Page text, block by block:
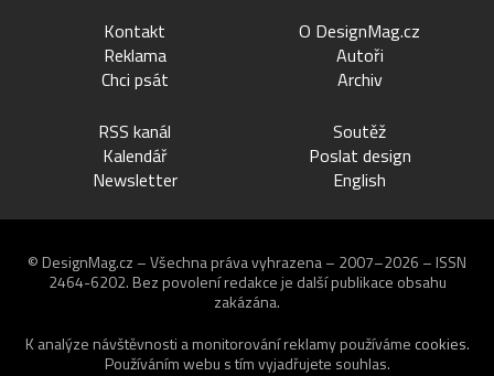
Kontakt
Reklama
Chci psát
O DesignMag.cz
Autoři
Archiv
RSS kanál
Kalendář
Newsletter
Soutěž
Poslat design
English
© DesignMag.cz – Všechna práva vyhrazena – 2007–2026 – ISSN
2464-6202. Bez povolení redakce je další publikace obsahu
zakázána.
K analýze návštěvnosti a monitorování reklamy používáme cookies.
Používáním webu s tím vyjadřujete souhlas.